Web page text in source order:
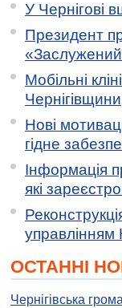
У Чернігові
Президент
«Заслужений
Мобільні
Чернігівщини
Нові
гідне
Інформація
які
ОСТАННІ
Чернігівська